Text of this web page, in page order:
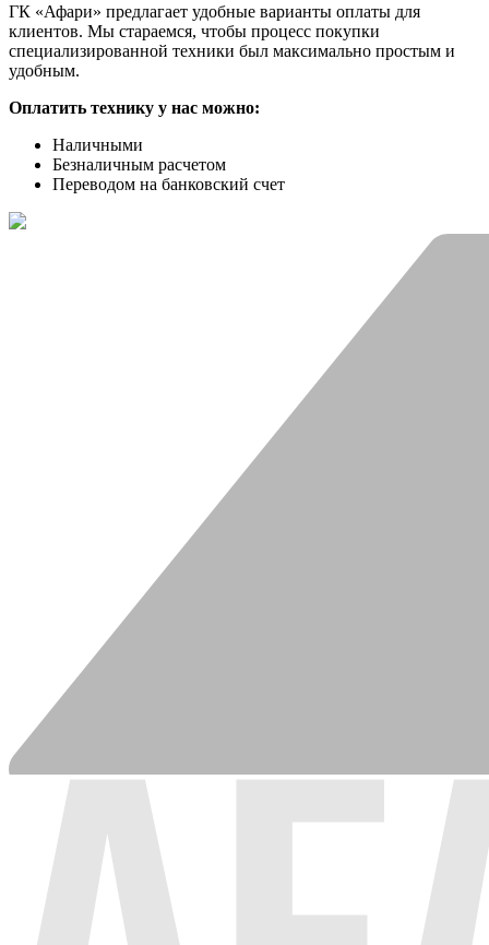
ГК «Афари» предлагает удобные варианты оплаты для
клиентов. Мы стараемся, чтобы процесс покупки
специализированной техники был максимально простым и
удобным.
Оплатить технику у нас можно:
Наличными
Безналичным расчетом
Переводом на банковский счет